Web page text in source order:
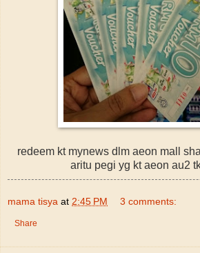
redeem kt mynews dlm aeon mall
aritu pegi yg kt aeon au2
mama tisya at 2:45 PM 3 comments:
Share